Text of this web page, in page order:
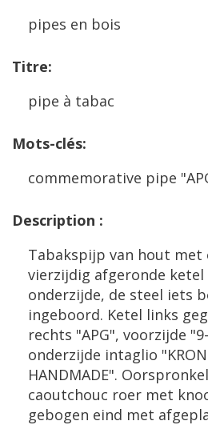
pipes en bois
Titre:
pipe à tabac
Mots-clés:
commemorative pipe "
Description :
Tabakspijp van hout met
vierzijdig afgeronde ketel
onderzijde, de steel iets
ingeboord. Ketel links
rechts "APG", voorzijde "9-
onderzijde intaglio "
HANDMADE".
caoutchouc roer met
gebogen eind met